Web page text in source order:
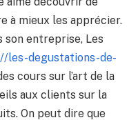
à mieux les apprécier.
son entreprise, Les
les-degustations-de-
cours sur l’art de la
aux clients sur la
On peut dire que